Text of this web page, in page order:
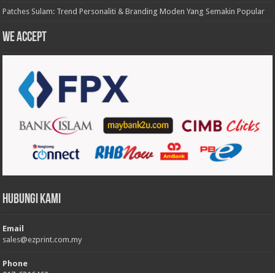
Patches Sulam: Trend Personaliti & Branding Moden Yang Semakin Popular
We accept
Hubungi Kami
Email
sales@ezprint.com.my
Phone